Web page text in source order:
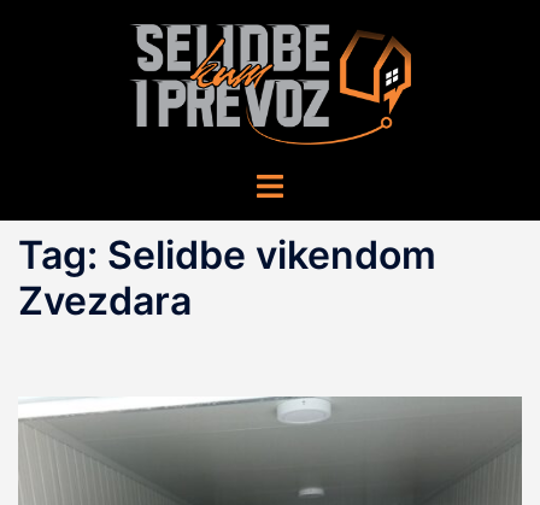
Toggle
Tag: Selidbe vikendom
Zvezdara